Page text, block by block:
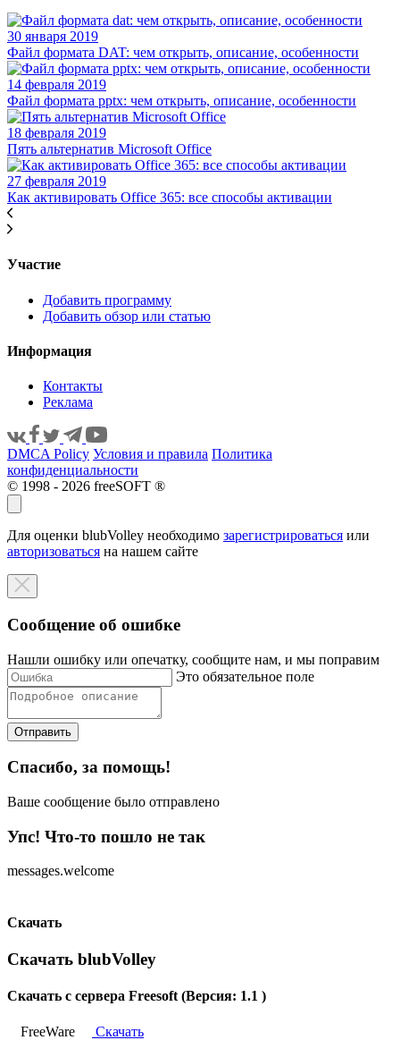
30 января 2019
Файл формата DAT: чем открыть, описание, особенности
14 февраля 2019
Файл формата pptx: чем открыть, описание, особенности
18 февраля 2019
Пять альтернатив Microsoft Office
27 февраля 2019
Как активировать Office 365: все способы активации
Участие
Добавить программу
Добавить обзор или статью
Информация
Контакты
Реклама
DMCA Policy Условия и правила Политика
конфиденциальности
© 1998 - 2026 freeSOFT ®
Для оценки blubVolley необходимо зарегистрироваться или
авторизоваться на нашем сайте
Сообщение об ошибке
Нашли ошибку или опечатку, сообщите нам, и мы поправим
Это обязательное поле
Отправить
Спасибо, за помощь!
Ваше сообщение было отправлено
Упс! Что-то пошло не так
messages.welcome
Скачать
Скачать blubVolley
Скачать с сервера Freesoft (Версия: 1.1 )
FreeWare
Скачать